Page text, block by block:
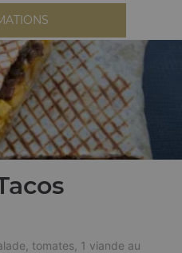
tomates, 1 viande au